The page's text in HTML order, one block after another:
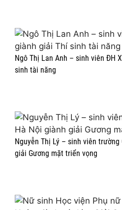
Ngô Thị Lan Anh – sinh viên ĐH
sinh tài năng
Nguyễn Thị Lý – sinh viên
giải Gương mặt triển vọng